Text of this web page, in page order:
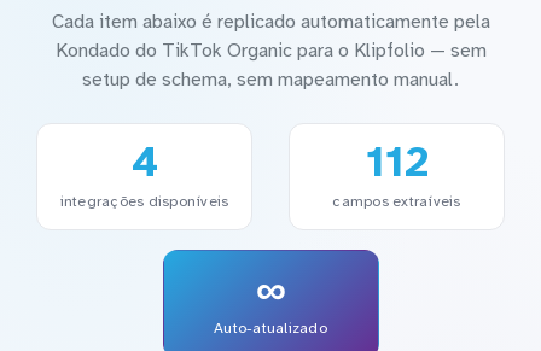
Cada item abaixo é replicado automaticamente pela
Kondado do TikTok Organic para o Klipfolio — sem
setup de schema, sem mapeamento manual.
4
integrações disponíveis
112
campos extraíveis
∞
Auto-atualizado